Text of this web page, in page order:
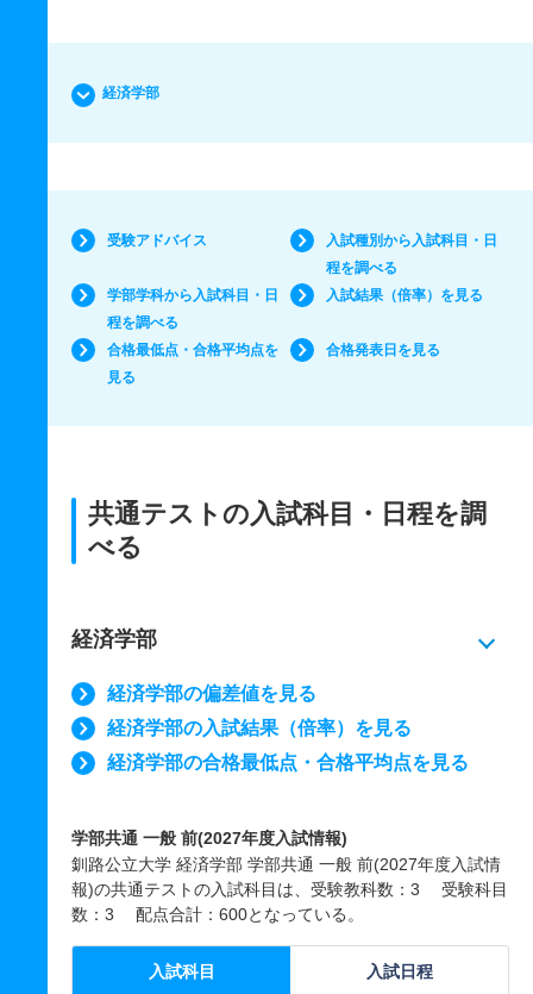
経済学部
受験アドバイス
入試種別から入試科目・日
程を調べる
学部学科から入試科目・日
程を調べる
入試結果（倍率）を見る
合格最低点・合格平均点を
見る
合格発表日を見る
共通テストの入試科目・日程を調
べる
経済学部
経済学部の偏差値を見る
経済学部の入試結果（倍率）を見る
経済学部の合格最低点・合格平均点を見る
学部共通 一般 前(2027年度入試情報)
釧路公立大学 経済学部 学部共通 一般 前(2027年度入試情
報)の共通テストの入試科目は、受験教科数：3 受験科目
数：3 配点合計：600となっている。
入試科目 入試日程